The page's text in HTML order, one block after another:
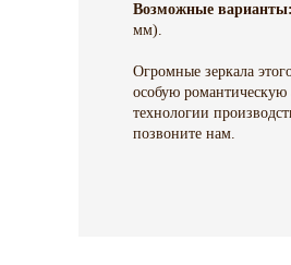
Возможные варианты:
мм).
Огромные зеркала
особую
технологии
позвоните нам.